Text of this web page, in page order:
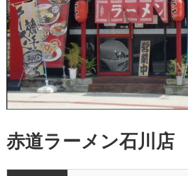
赤道ラーメン石川店